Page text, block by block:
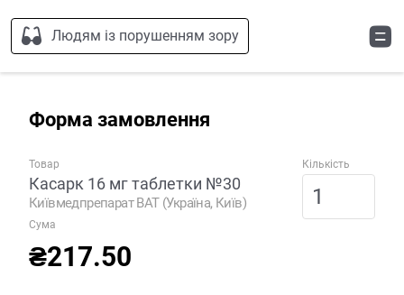
Людям із порушенням зору
Форма замовлення
Товар
Касарк 16 мг таблетки №30
Київмедпрепарат ВАТ (Україна, Київ)
Кількість
Сума
₴217.50